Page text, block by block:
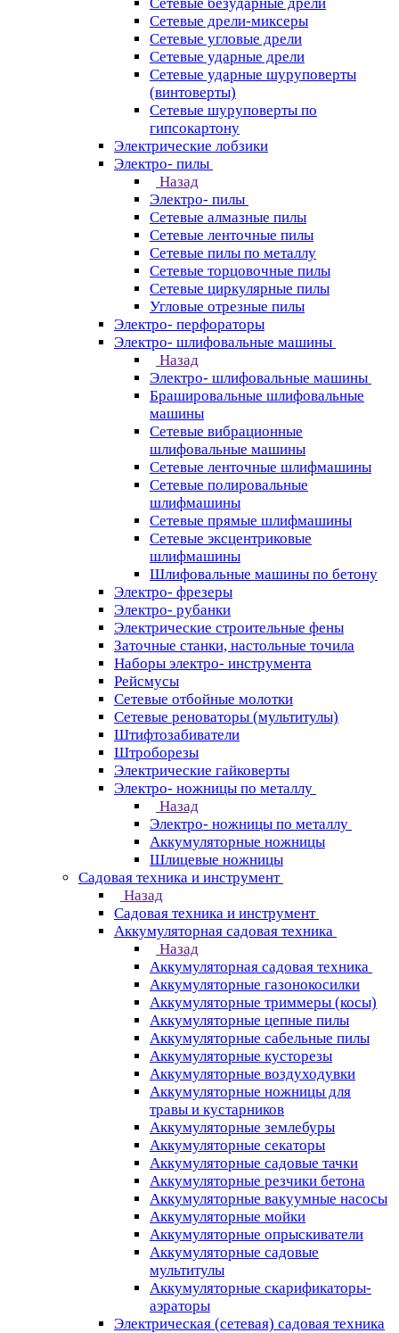
Сетевые дрели-миксеры
Сетевые угловые дрели
Сетевые ударные дрели
Сетевые ударные шуруповерты
(винтоверты)
Сетевые шуруповерты по
гипсокартону
Электрические лобзики
Электро- пилы
Назад
Электро- пилы
Сетевые алмазные пилы
Сетевые ленточные пилы
Сетевые пилы по металлу
Сетевые торцовочные пилы
Сетевые циркулярные пилы
Угловые отрезные пилы
Электро- перфораторы
Электро- шлифовальные машины
Назад
Электро- шлифовальные машины
Брашировальные шлифовальные
машины
Сетевые вибрационные
шлифовальные машины
Сетевые ленточные шлифмашины
Сетевые полировальные
шлифмашины
Сетевые прямые шлифмашины
Сетевые эксцентриковые
шлифмашины
Шлифовальные машины по бетону
Электро- фрезеры
Электро- рубанки
Электрические строительные фены
Заточные станки, настольные точила
Наборы электро- инструмента
Рейсмусы
Сетевые отбойные молотки
Сетевые реноваторы (мультитулы)
Штифтозабиватели
Штроборезы
Электрические гайковерты
Электро- ножницы по металлу
Назад
Электро- ножницы по металлу
Аккумуляторные ножницы
Шлицевые ножницы
Cадовая техника и инструмент
Назад
Cадовая техника и инструмент
Аккумуляторная садовая техника
Назад
Аккумуляторная садовая техника
Аккумуляторные газонокосилки
Аккумуляторные триммеры (косы)
Аккумуляторные цепные пилы
Аккумуляторные сабельные пилы
Аккумуляторные кусторезы
Аккумуляторные воздуходувки
Аккумуляторные ножницы для
травы и кустарников
Аккумуляторные землебуры
Аккумуляторные секаторы
Аккумуляторные садовые тачки
Аккумуляторные резчики бетона
Аккумуляторные вакуумные насосы
Аккумуляторные мойки
Аккумуляторные опрыскиватели
Аккумуляторные садовые
мультитулы
Аккумуляторные скарификаторы-
аэраторы
Электрическая (сетевая) садовая техника